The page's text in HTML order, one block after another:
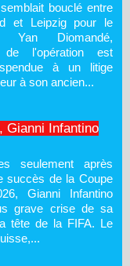
bouclé entre
et Leipzig pour le
Yan Diomandé,
de l'opération est
à un litige
à son ancien...
Gianni Infantino
seulement après
succès de la Coupe
Gianni Infantino
grave crise de sa
tête de la FIFA. Le